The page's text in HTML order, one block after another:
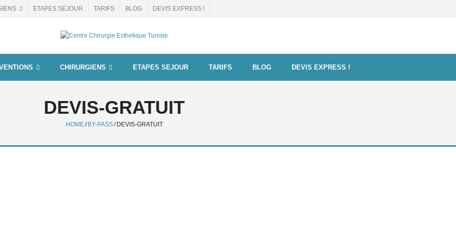
ETAPES SEJOUR TARIFS BLOG DEVIS EXPRESS !
CHIRURGIENS ETAPES SEJOUR TARIFS BLOG DEVIS EXPRESS !
DEVIS-GRATUIT
HOME/ BY-PASS/ DEVIS-GRATUIT